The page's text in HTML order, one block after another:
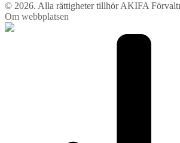
© 2026. Alla rättigheter tillhör AKIFA
Om webbplatsen